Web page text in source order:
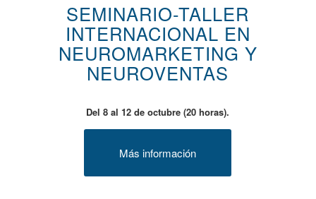
SEMINARIO-TALLER
INTERNACIONAL EN
NEUROMARKETING Y
NEUROVENTAS
Del 8 al 12 de octubre (20 horas).
Más información